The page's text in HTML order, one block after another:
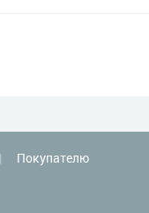
Покупателю